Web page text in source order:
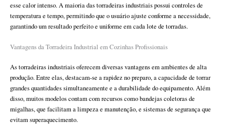
esse calor intenso. A maioria das torradeiras industriais possui controles de
temperatura e tempo, permitindo que o usuário ajuste conforme a necessidade,
garantindo um resultado perfeito e uniforme em cada lote de torradas.
Vantagens da Torradeira Industrial em Cozinhas Profissionais
As torradeiras industriais oferecem diversas vantagens em ambientes de alta
produção. Entre elas, destacam-se a rapidez no preparo, a capacidade de torrar
grandes quantidades simultaneamente e a durabilidade do equipamento. Além
disso, muitos modelos contam com recursos como bandejas coletoras de
migalhas, que facilitam a limpeza e manutenção, e sistemas de segurança que
evitam superaquecimento.